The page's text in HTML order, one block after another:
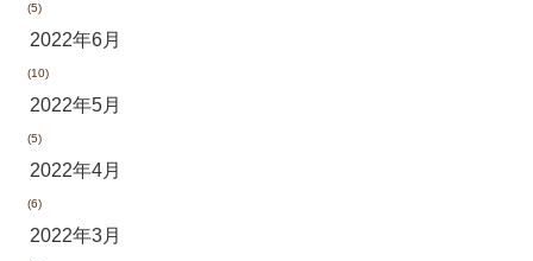
(5)
2022年6月
(10)
2022年5月
(5)
2022年4月
(6)
2022年3月